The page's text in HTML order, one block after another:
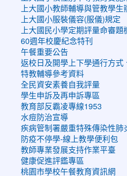
上大國小教師輔導與管教學生
上大國小服裝儀容(服儀)規定
上大國民小學定期評量命審題
60週年校慶紀念特刊
午餐重要公告
返校日及開學上下學通行方式
特教輔導參考資料
全民資安素養自我評量
學生申訴及再申訴專區
教育部反霸凌專線1953
水痘防治宣導
疾病管制署嚴重特殊傳染性肺
防疫不停學-線上教學便利包
教師專業發展支持作業平臺
健康促進評鑑專區
桃園市學校午餐教育資訊網